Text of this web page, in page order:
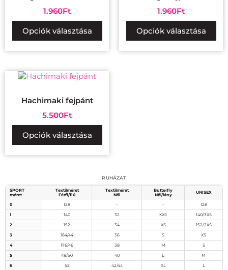
1.960Ft
Opciók választása
1.960Ft
Opciók választása
Hachimaki fejpánt
5.500Ft
Opciók választása
RUHÁZAT
SPORT
méret
Textilméret
Férfi/fiú
Textilméret
Női
Butterfly
Női/lány
UNISEX
0 128 - -
128
1
140 32 XXS
140/3XS
2
152 34 XS
152/2XS
3
164/44 36 S
XS
4
176/46 38 M
S
5
48/50 40 L
M
6
52 42/44 XL
L